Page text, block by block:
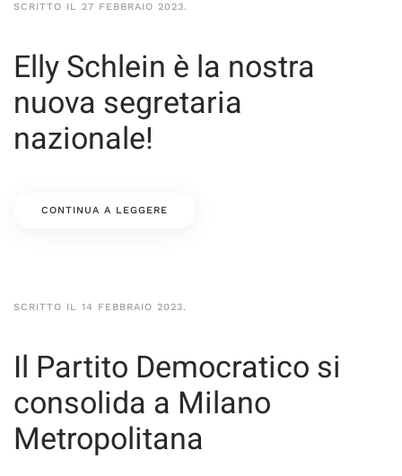
SCRITTO IL 27 FEBBRAIO 2023.
Elly Schlein è la nostra
nuova segretaria
nazionale!
CONTINUA A LEGGERE
SCRITTO IL 14 FEBBRAIO 2023.
Il Partito Democratico si
consolida a Milano
Metropolitana